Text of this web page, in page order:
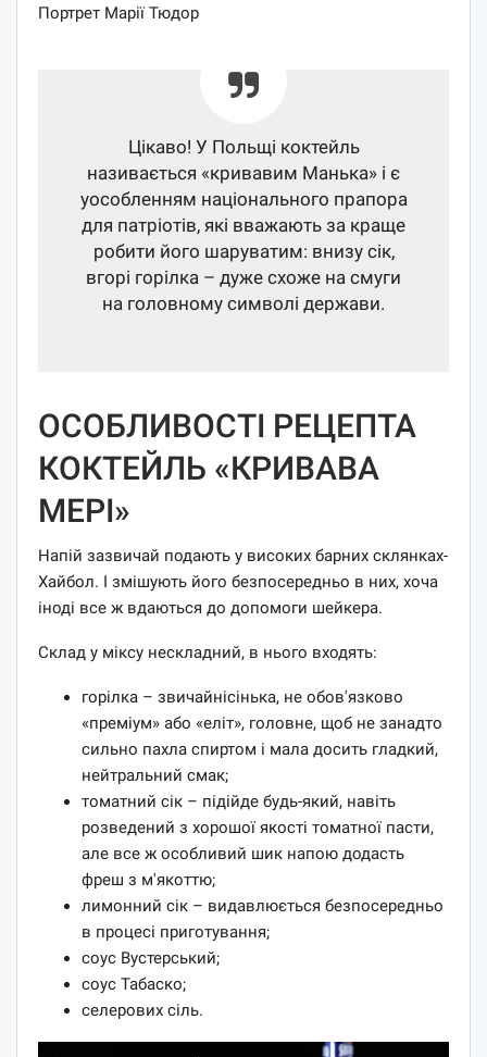
Портрет Марії Тюдор
Цікаво! У Польщі коктейль
називається «кривавим Манька» і є
уособленням національного прапора
для патріотів, які вважають за краще
робити його шаруватим: внизу сік,
вгорі горілка – дуже схоже на смуги
на головному символі держави.
ОСОБЛИВОСТІ РЕЦЕПТА
КОКТЕЙЛЬ «КРИВАВА
МЕРІ»
Напій зазвичай подають у високих барних склянках-
Хайбол. І змішують його безпосередньо в них, хоча
іноді все ж вдаються до допомоги шейкера.
Склад у міксу нескладний, в нього входять:
горілка – звичайнісінька, не обов'язково
«преміум» або «еліт», головне, щоб не занадто
сильно пахла спиртом і мала досить гладкий,
нейтральний смак;
томатний сік – підійде будь-який, навіть
розведений з хорошої якості томатної пасти,
але все ж особливий шик напою додасть
фреш з м'якоттю;
лимонний сік – видавлюється безпосередньо
в процесі приготування;
соус Вустерський;
соус Табаско;
селерових сіль.